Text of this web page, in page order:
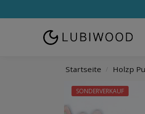
Startseite / Holzp
SONDERVERKAUF